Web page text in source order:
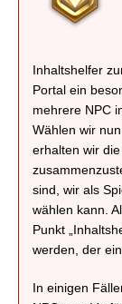
Inhaltshelfer
Portal ein
mehrere NPC
Wählen wir
erhalten wir
sind, wir als
wählen kann.
Punkt
werden, der
In einigen